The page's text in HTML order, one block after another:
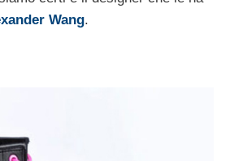
Wang.